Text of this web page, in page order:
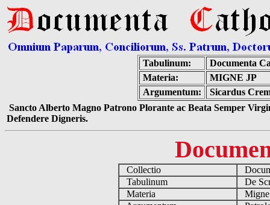
Tabulinum:
Documenta
Materia:
MIGNE JP
Argumentum:
Sicardus
Sancto Alberto Magno Patrono Plorante ac Beata Semper
Defendere Digneris.
Collectio
Tabulinum
De
Materia